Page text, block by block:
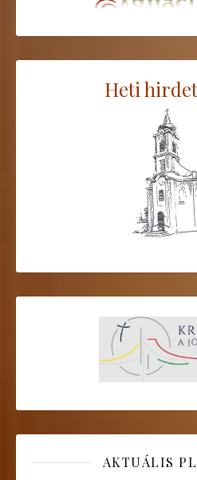
Heti
AKTUÁLIS